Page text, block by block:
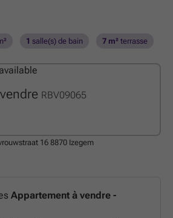
RBV09065
1 salle(s) de bain 7 m² terrasse
16 8870 Izegem
Appartement à vendre -